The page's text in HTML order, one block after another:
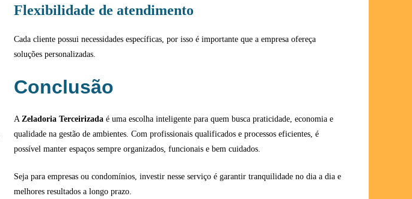
Flexibilidade de atendimento
Cada cliente possui necessidades específicas, por isso é importante que a empresa ofereça
soluções personalizadas.
Conclusão
A Zeladoria Terceirizada é uma escolha inteligente para quem busca praticidade, economia e
qualidade na gestão de ambientes. Com profissionais qualificados e processos eficientes, é
possível manter espaços sempre organizados, funcionais e bem cuidados.
Seja para empresas ou condomínios, investir nesse serviço é garantir tranquilidade no dia a dia e
melhores resultados a longo prazo.